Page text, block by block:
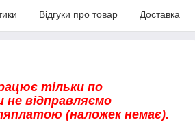
Відгуки про товар Доставка
тільки по
не відправляємо
(наложек немає).